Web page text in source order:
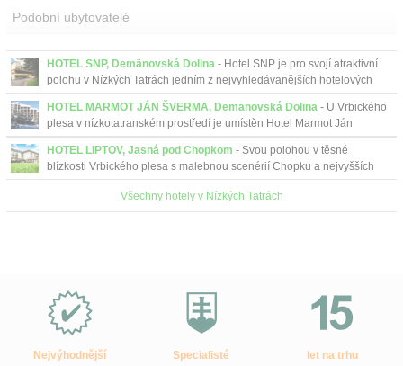
Podobní ubytovatelé
HOTEL SNP, Demänovská Dolina - Hotel SNP je pro svojí atraktivní
polohu v Nízkých Tatrách jedním z nejvyhledávanějších hotelových
zařízení.
HOTEL MARMOT JÁN ŠVERMA, Demänovská Dolina - U Vrbického
plesa v nízkotatranském prostředí je umístěn Hotel Marmot Ján
Šverma, v blízkosti stanice kabinové lanovky.
HOTEL LIPTOV, Jasná pod Chopkom - Svou polohou v těsné
blízkosti Vrbického plesa s malebnou scenérií Chopku a nejvyšších
vrcholů Nízkých Tater nabízí ideální výchozí poz...
Všechny hotely v Nízkých Tatrách
Slovensko.cz?
Nejvýhodnější Specialisté let na trhu